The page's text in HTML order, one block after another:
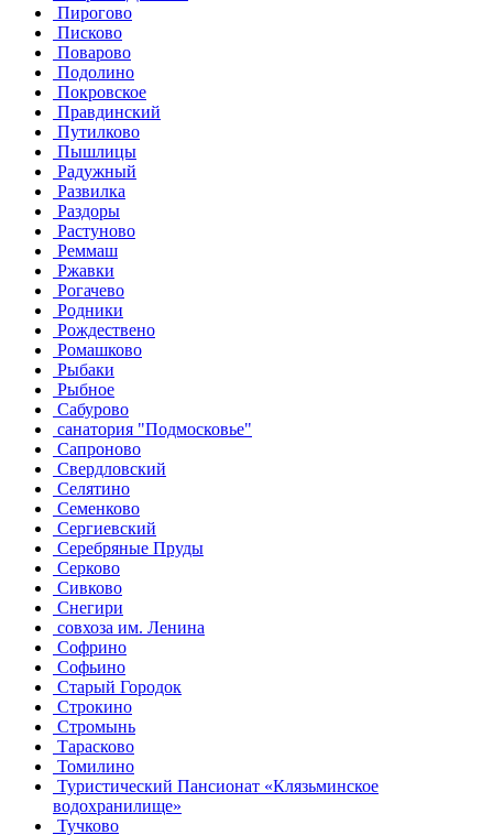
Пирогово
Писково
Поварово
Подолино
Покровское
Правдинский
Путилково
Пышлицы
Радужный
Развилка
Раздоры
Растуново
Реммаш
Ржавки
Рогачево
Родники
Рождествено
Ромашково
Рыбаки
Рыбное
Сабурово
санатория "Подмосковье"
Сапроново
Свердловский
Селятино
Семенково
Сергиевский
Серебряные Пруды
Серково
Сивково
Снегири
совхоза им. Ленина
Софрино
Софьино
Старый Городок
Строкино
Стромынь
Тарасково
Томилино
Туристический Пансионат «Клязьминское
водохранилище»
Тучково